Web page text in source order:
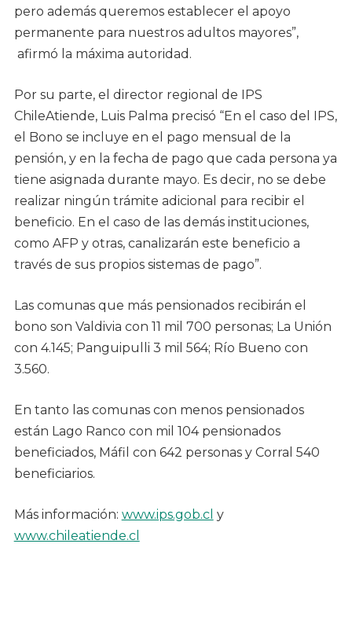
pero además queremos establecer el apoyo
permanente para nuestros adultos mayores”,
afirmó la máxima autoridad.
Por su parte, el director regional de IPS
ChileAtiende, Luis Palma precisó “En el caso del IPS,
el Bono se incluye en el pago mensual de la
pensión, y en la fecha de pago que cada persona ya
tiene asignada durante mayo. Es decir, no se debe
realizar ningún trámite adicional para recibir el
beneficio. En el caso de las demás instituciones,
como AFP y otras, canalizarán este beneficio a
través de sus propios sistemas de pago”.
Las comunas que más pensionados recibirán el
bono son Valdivia con 11 mil 700 personas; La Unión
con 4.145; Panguipulli 3 mil 564; Río Bueno con
3.560.
En tanto las comunas con menos pensionados
están Lago Ranco con mil 104 pensionados
beneficiados, Máfil con 642 personas y Corral 540
beneficiarios.
Más información: www.ips.gob.cl y
www.chileatiende.cl